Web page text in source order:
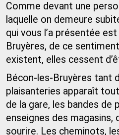
Comme devant une
laquelle on demeure
qui vous l’a présentée
Bruyères, de ce
existent, elles cessent
Bécon-les-Bruyères tant
plaisanteries apparaît
de la gare, les bandes de
enseignes des magasins,
sourire. Les cheminots,